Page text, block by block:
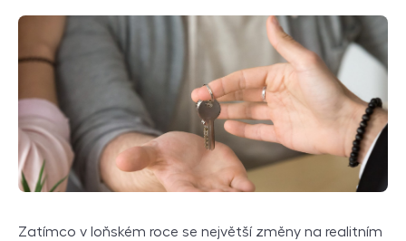
Zatímco v loňském roce se největší změny na realitním